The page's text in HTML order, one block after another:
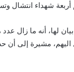
وتسجيل إصابة 134 آخرين خلال
لها، أنه ما زال